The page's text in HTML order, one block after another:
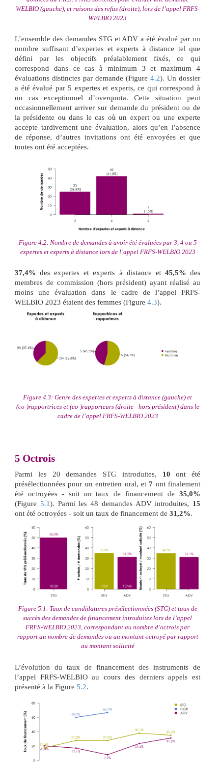
WELBIO (gauche), et raisons des refus (droite), lors de l’appel FRFS-
WELBIO 2023
L’ensemble des demandes STG et ADV a été évalué par un
nombre suffisant d’expertes et experts à distance tel que
défini par les objectifs préalablement fixés, ce qui
correspond dans ce cas à minimum 3 et maximum 4
évaluations distinctes par demande (Figure 4.2). Un dossier
a été évalué par 5 expertes et experts, ce qui correspond à
un cas exceptionnel d’overquota. Cette situation peut
occasionnellement arriver sur demande du président ou de
la présidente ou dans le cas où un expert ou une experte
accepte tardivement une évaluation, alors qu’en l’absence
de réponse, d’autres invitations ont été envoyées et que
toutes ont été acceptées.
Figure 4.2: Nombre de demandes à avoir été évaluées par 3, 4 ou 5
expertes et experts à distance lors de l’appel FRFS-WELBIO 2023
37,4% des expertes et experts à distance et 45,5% des
membres de commission (hors président) ayant réalisé au
moins une évaluation dans le cadre de l’appel FRFS-
WELBIO 2023 étaient des femmes (Figure 4.3).
Figure 4.3: Genre des expertes et experts à distance (gauche) et
(co-)rapportrices et (co-)rapporteurs (droite - hors président) dans le
cadre de l’appel FRFS-WELBIO 2023
5 Octrois
Parmi les 20 demandes STG introduites, 10 ont été
présélectionnées pour un entretien oral, et7 ont finalement
été octroyées - soit un taux de financement de 35,0%
(Figure 5.1). Parmi les 48 demandes ADV introduites, 15
ont été octroyées - soit un taux de financement de 31,2%.
Figure 5.1: Taux de candidatures présélectionnées (STG) et taux de
succès des demandes de financement introduites lors de l’appel
FRFS-WELBIO 2023, correspondant au nombre d’octrois par
rapport au nombre de demandes ou au montant octroyé par rapport
au montant sollicité
L’évolution du taux de financement des instruments de
l’appel FRFS-WELBIO au cours des derniers appels est
présenté à la Figure 5.2.